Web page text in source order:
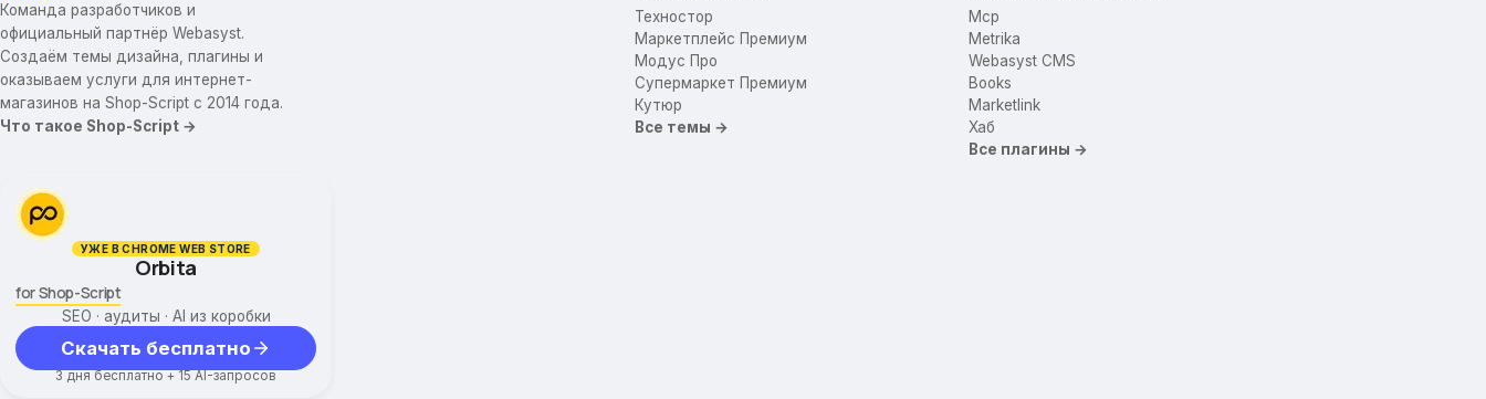
Команда разработчиков и
официальный партнёр Webasyst.
Создаём темы дизайна, плагины и
оказываем услуги для интернет-
магазинов на Shop-Script с 2014 года.
Что такое Shop-Script →
УЖЕ В CHROME WEB STORE
Orbita
for Shop-Script
SEO · аудиты · AI из коробки
Скачать бесплатно
3 дня бесплатно + 15 AI-запросов
Техностор
Маркетплейс Премиум
Модус Про
Супермаркет Премиум
Кутюр
Все темы →
Mcp
Metrika
Webasyst CMS
Books
Marketlink
Хаб
Все плагины →